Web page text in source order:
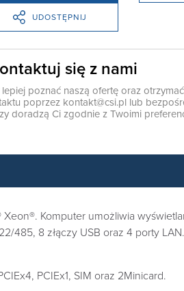
UDOSTĘPNIJ
się z nami
poznać naszą ofertę oraz
poprzez kontakt@csi.pl lub
doradzą Ci zgodnie z Twoimi
Komputer umożliwia
485, 8 złączy USB oraz 4 porty
PCIEx1, SIM oraz 2Minicard.